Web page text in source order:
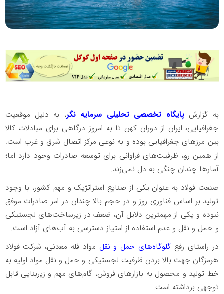
به گزارشپایگاه تخصصی تحلیلی سرمایه نگر، به دلیل موقعیت
جغرافیایی، ایران از دوران کهن تا به امروز درگاهی برای مبادلات کالا
بین مرزهای جغرافیایی بوده و به نوعی مرکز اتصال شرق و غرب است.
از همین رو، ظرفیت‌های فراوانی برای توسعه صادرات وجود دارد اما؛
آمارها چندان چنگی به دل نمی‌زند.
صنعت فولاد به عنوان یکی از صنایع استراتژیک و مهم کشور، با وجود
تولید بر اساس فناوری روز و در حجم بالا چندان در امر صادرات موفق
نبوده و یکی از مهمترین دلایل آن، ضعف در زیرساخت‌های لجستیکی
و حمل و نقل و عدم استفاده از امتیاز دسترسی به آب‌های آزاد است.
در راستای رﻓﻊ گلوگاه‌های ﺣﻣل و ﻧﻘل ﻣواد فله ﻣﻌدﻧﯽ، شرکت فولاد
هرمزگان جهت ﺑﺎﻻ ﺑردن ظرفیت لجستیکی و ﺣﻣل و ﻧﻘل مواد اولیه به
خط تولید و محصول به بازارهای فروش، گام‌های مهم و زﯾربنایی قابل
توجهی برداشته است.